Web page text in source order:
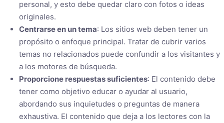
personal, y esto debe quedar claro con fotos o ideas
originales.
Centrarse en un tema: Los sitios web deben tener un
propósito o enfoque principal. Tratar de cubrir varios
temas no relacionados puede confundir a los visitantes y
a los motores de búsqueda.
Proporcione respuestas suficientes: El contenido debe
tener como objetivo educar o ayudar al usuario,
abordando sus inquietudes o preguntas de manera
exhaustiva. El contenido que deja a los lectores con la